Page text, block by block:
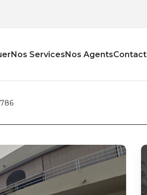
Nos ServicesNos AgentsContact